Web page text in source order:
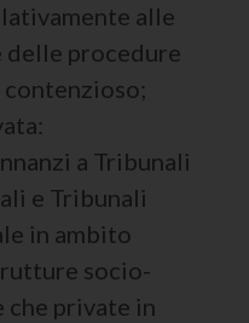
alle
procedure
a Tribunali
e Tribunali
in ambito
socio-
che private in